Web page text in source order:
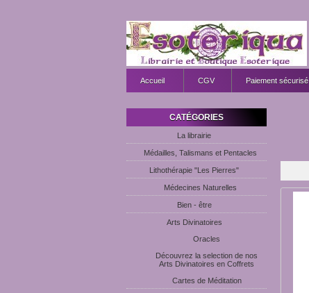
Accueil CGV Paiement sécurisé
CATÉGORIES
La librairie
Médailles, Talismans et Pentacles
Lithothérapie "Les Pierres"
Médecines Naturelles
Bien - être
Arts Divinatoires
Oracles
Découvrez la selection de nos
Arts Divinatoires en Coffrets
Cartes de Méditation